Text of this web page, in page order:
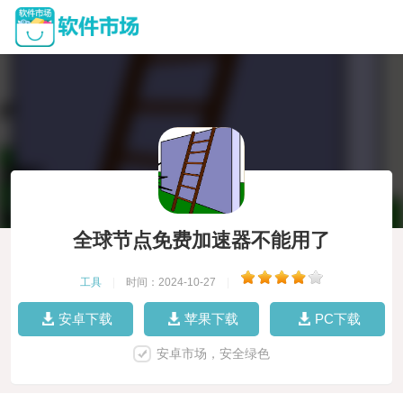
全球节点免费加速器不能用了
工具 时间：2024-10-27
安卓下载 苹果下载 PC下载
安卓市场，安全绿色